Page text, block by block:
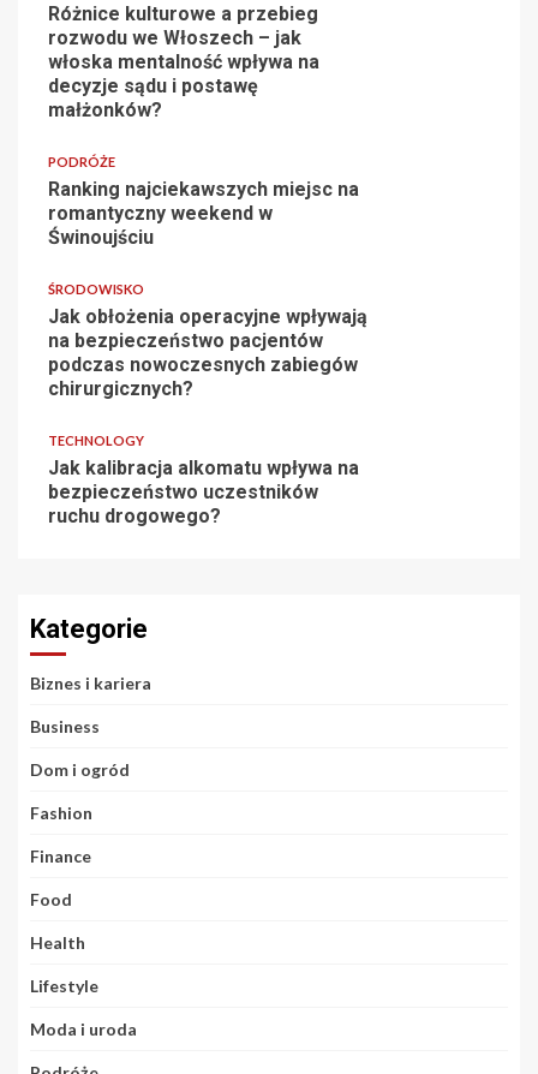
Różnice kulturowe a przebieg
rozwodu we Włoszech – jak
włoska mentalność wpływa na
decyzje sądu i postawę
małżonków?
PODRÓŻE
Ranking najciekawszych miejsc na
romantyczny weekend w
Świnoujściu
ŚRODOWISKO
Jak obłożenia operacyjne wpływają
na bezpieczeństwo pacjentów
podczas nowoczesnych zabiegów
chirurgicznych?
TECHNOLOGY
Jak kalibracja alkomatu wpływa na
bezpieczeństwo uczestników
ruchu drogowego?
Kategorie
Biznes i kariera
Business
Dom i ogród
Fashion
Finance
Food
Health
Lifestyle
Moda i uroda